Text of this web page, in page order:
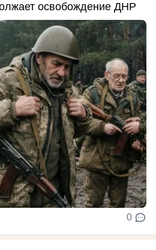
освобождение ДНР
0